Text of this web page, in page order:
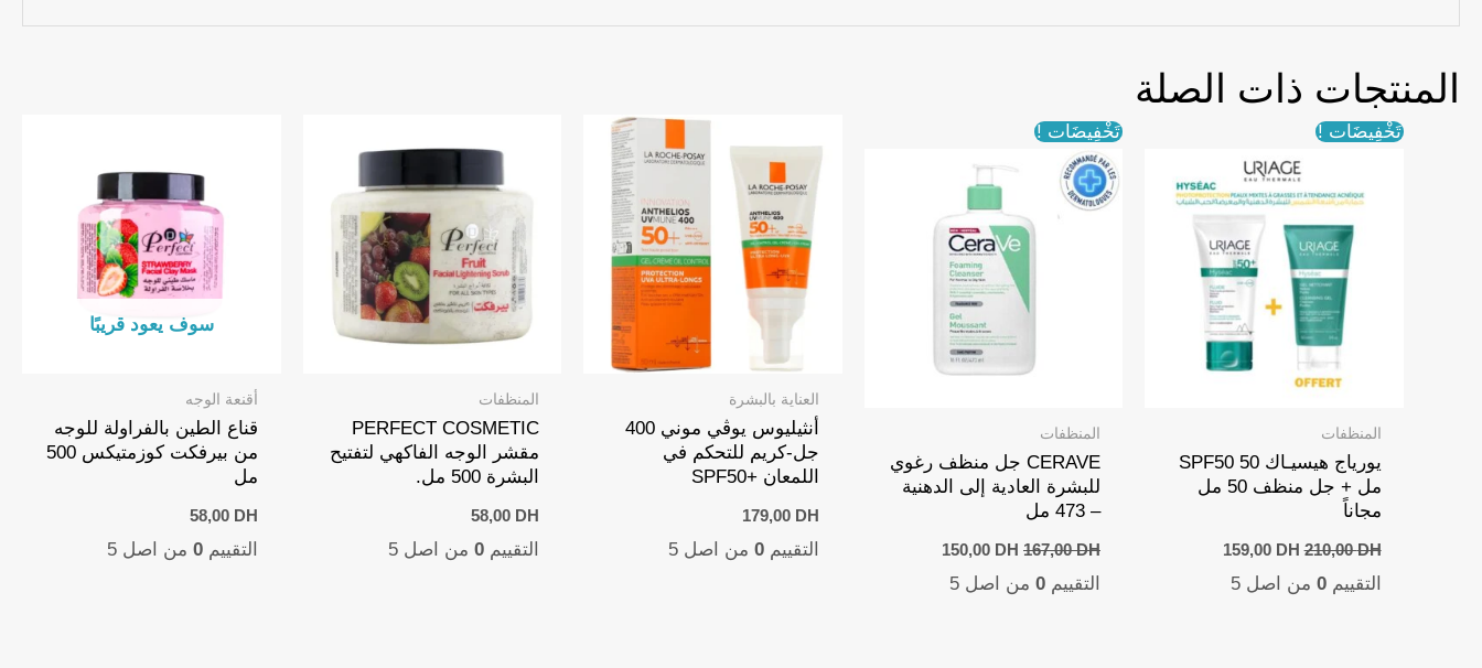
المنتجات ذات الصلة
تَخْفِيضَات !
المنظفات
يورياج هيسيـاك SPF50 50
مل + جل منظف 50 مل
مجاناً
210,00DH
Original
was:
159,00 DH
التقييم0 من اصل 5
تَخْفِيضَات !
المنظفات
CERAVE جل منظف رغوي
للبشرة العادية إلى الدهنية
– 473 مل
167,00DH
Original
was:
150,00 DH
Current
التقييم 0من اصل 5
العناية بالبشرة
أنثيليوس يوڤي موني 400
جل-كريم للتحكم في
اللمعان +SPF50
179,00 DH
التقييم 0من اصل 5
المنظفات
PERFECT COSMETIC
مقشر الوجه الفاكهي لتفتيح
البشرة 500 مل.
58,00 DH
التقييم0 من اصل 5
سوف يعود قريبًا
أقنعة الوجه
قناع الطين بالفراولة للوجه
من بيرفكت كوزمتيكس 500
مل
58,00 DH
التقييم 0من اصل 5